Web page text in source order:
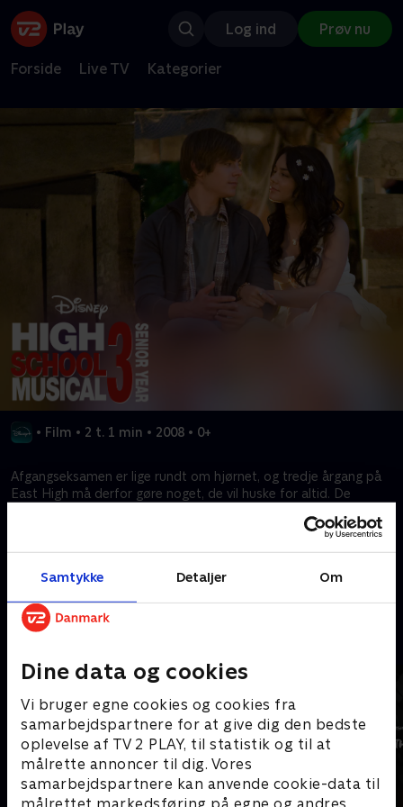
Samtykke Detaljer Om
Dine data og cookies
Vi bruger egne cookies og cookies fra
samarbejdspartnere for at give dig den bedste
oplevelse af TV 2 PLAY, til statistik og til at
målrette annoncer til dig. Vores
samarbejdspartnere kan anvende cookie-data til
Log ind Prøv nu
Forside Live TV Kategorier
• Film • 2 t. 1 min • 2008 • 0+
Afgangseksamen er lige rundt om hjørnet, og tredje årgang på
East High må derfor gøre noget, de vil huske for altid. De
Kræver tilkøb